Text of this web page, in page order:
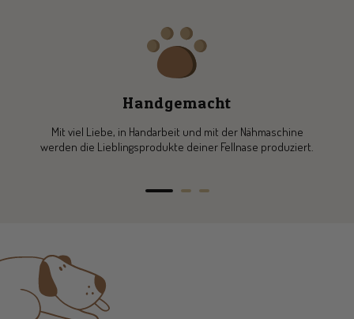
Handgemacht
Mit viel Liebe, in Handarbeit und mit der Nähmaschine
werden die Lieblingsprodukte deiner Fellnase produziert.